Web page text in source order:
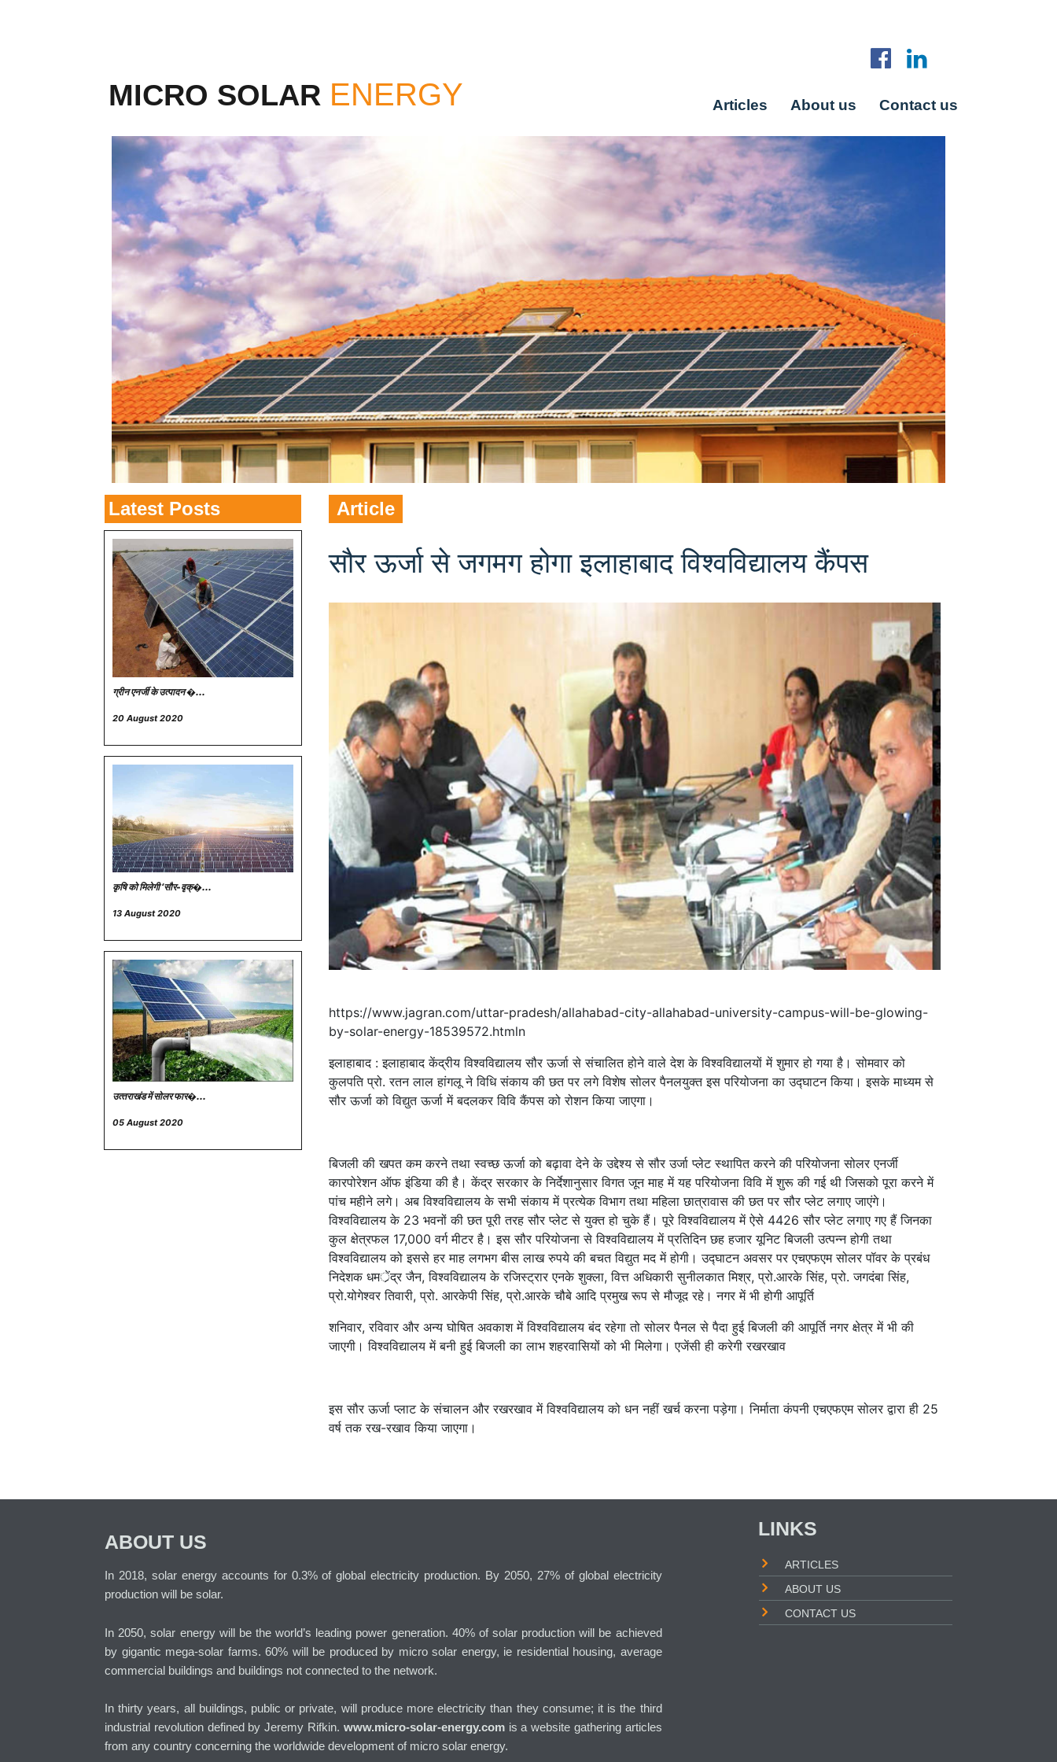
MICRO SOLAR Articles About us Contact us
Latest Posts
ग्रीन एनर्जी के उत्पादन �...
20 August 2020
कृषि को मिलेगी ‘सौर-वृक्�...
13 August 2020
उत्‍तराखंड में सोलर फार�...
05 August 2020
Article
सौर ऊर्जा से जगमग होगा इलाहाबाद विश्वविद्यालय कैंपस
https://www.jagran.com/uttar-pradesh/allahabad-city-allahabad-university-campus-will-be-glowing-
by-solar-energy-18539572.htmln
इलाहाबाद : इलाहाबाद केंद्रीय विश्वविद्यालय सौर ऊर्जा से संचालित होने वाले देश के विश्वविद्यालयों में शुमार हो गया है। सोमवार को
कुलपति प्रो. रतन लाल हांगलू ने विधि संकाय की छत पर लगे विशेष सोलर पैनलयुक्त इस परियोजना का उद्घाटन किया। इसके माध्यम से
सौर ऊर्जा को विद्युत ऊर्जा में बदलकर विवि कैंपस को रोशन किया जाएगा।
बिजली की खपत कम करने तथा स्वच्छ ऊर्जा को बढ़ावा देने के उद्देश्य से सौर उर्जा प्लेट स्थापित करने की परियोजना सोलर एनर्जी
कारपोरेशन ऑफ इंडिया की है। केंद्र सरकार के निर्देशानुसार विगत जून माह में यह परियोजना विवि में शुरू की गई थी जिसको पूरा करने में
पांच महीने लगे। अब विश्वविद्यालय के सभी संकाय में प्रत्येक विभाग तथा महिला छात्रावास की छत पर सौर प्लेट लगाए जाएंगे।
विश्वविद्यालय के 23 भवनों की छत पूरी तरह सौर प्लेट से युक्त हो चुके हैं। पूरे विश्वविद्यालय में ऐसे 4426 सौर प्लेट लगाए गए हैं जिनका
कुल क्षेत्रफल 17,000 वर्ग मीटर है। इस सौर परियोजना से विश्वविद्यालय में प्रतिदिन छह हजार यूनिट बिजली उत्पन्न होगी तथा
विश्वविद्यालय को इससे हर माह लगभग बीस लाख रुपये की बचत विद्युत मद में होगी। उद्घाटन अवसर पर एचएफएम सोलर पॉवर के प्रबंध
निदेशक धमर्ेंद्र जैन, विश्वविद्यालय के रजिस्ट्रार एनके शुक्ला, वित्त अधिकारी सुनीलकात मिश्र, प्रो.आरके सिंह, प्रो. जगदंबा सिंह,
प्रो.योगेश्वर तिवारी, प्रो. आरकेपी सिंह, प्रो.आरके चौबे आदि प्रमुख रूप से मौजूद रहे। नगर में भी होगी आपूर्ति
शनिवार, रविवार और अन्य घोषित अवकाश में विश्वविद्यालय बंद रहेगा तो सोलर पैनल से पैदा हुई बिजली की आपूर्ति नगर क्षेत्र में भी की
जाएगी। विश्वविद्यालय में बनी हुई बिजली का लाभ शहरवासियों को भी मिलेगा। एजेंसी ही करेगी रखरखाव
इस सौर ऊर्जा प्लाट के संचालन और रखरखाव में विश्वविद्यालय को धन नहीं खर्च करना पड़ेगा। निर्माता कंपनी एचएफएम सोलर द्वारा ही 25
वर्ष तक रख-रखाव किया जाएगा।
ABOUT US
In 2018, solar energy accounts for 0.3% of global electricity production. By 2050, 27% of global electricity
production will be solar.
In 2050, solar energy will be the world’s leading power generation. 40% of solar production will be achieved
by gigantic mega-solar farms. 60% will be produced by micro solar energy, ie residential housing, average
commercial buildings and buildings not connected to the network.
In thirty years, all buildings, public or private, will produce more electricity than they consume; it is the third
industrial revolution defined by Jeremy Rifkin. www.micro-solar-energy.comis a website gathering articles
from any country concerning the worldwide development of micro solar energy.
LINKS
ARTICLES
ABOUT US
CONTACT US